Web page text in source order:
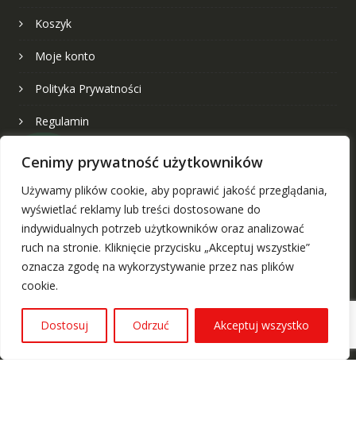
Cenimy prywatność użytkowników
Używamy plików cookie, aby poprawić jakość przeglądania,
wyświetlać reklamy lub treści dostosowane do
indywidualnych potrzeb użytkowników oraz analizować
ruch na stronie. Kliknięcie przycisku „Akceptuj wszystkie”
oznacza zgodę na wykorzystywanie przez nas plików
cookie.
Dostosuj Odrzuć Akceptuj wszystko
Koszyk
Moje konto
Polityka Prywatności
Regulamin
Klauzula informacyjna
Twój Projekt
Twoje koszulki
☆ Lista życzeń